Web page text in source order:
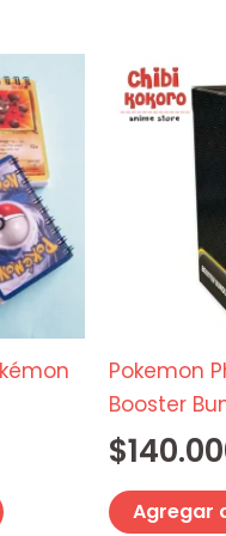
Este
producto
tiene
múltiples
variantes.
Las
opciones
se
pueden
elegir
de
Pokemon
Booster
$
Agregar